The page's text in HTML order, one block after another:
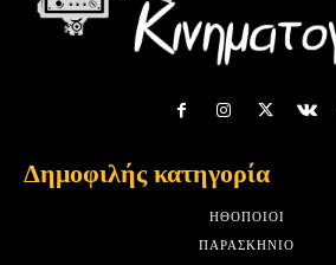
Δημοφιλής κατηγορία
HΘΟΠΟΙΟΊ
ΠΑΡΑΣΚΉΝΙΟ